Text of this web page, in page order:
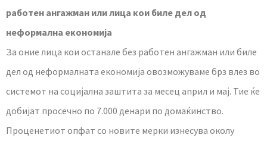
работен ангажман или лица кои биле дел од
неформална економија
За оние лица кои останале без работен ангажман или биле
дел од неформалната економија овозможуваме брз влез во
системот на социјална заштита за месец април и мај. Тие ќе
добијат просечно по 7.000 денари по домаќинство.
Проценетиот опфат со новите мерки изнесува околу